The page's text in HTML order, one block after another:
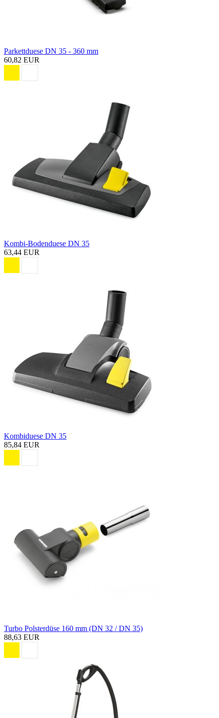
Parkettduese DN 35 - 360 mm
60,82 EUR
Kombi-Bodenduese DN 35
63,44 EUR
Kombiduese DN 35
85,84 EUR
Turbo Polsterdüse 160 mm (DN 32 / DN 35)
88,63 EUR